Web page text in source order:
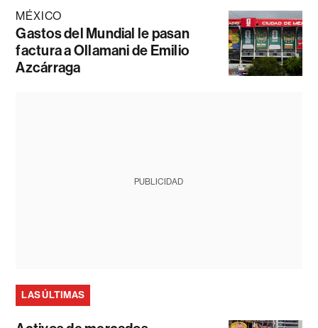
MÉXICO
Gastos del Mundial le pasan
factura a Ollamani de Emilio
Azcárraga
PUBLICIDAD
LAS ÚLTIMAS